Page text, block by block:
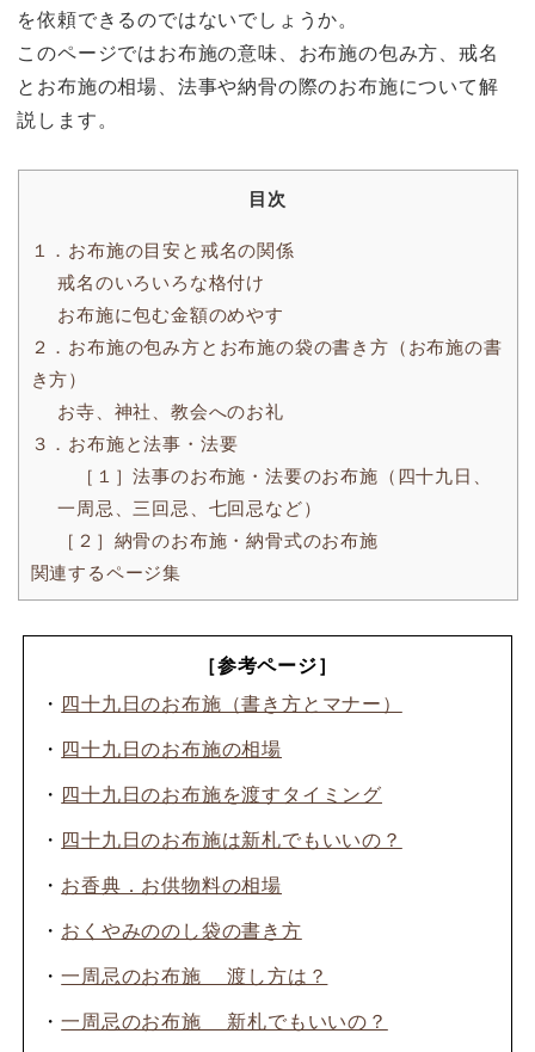
を依頼できるのではないでしょうか。
このページではお布施の意味、お布施の包み方、戒名
とお布施の相場、法事や納骨の際のお布施について解
説します。
目次
１．お布施の目安と戒名の関係
戒名のいろいろな格付け
お布施に包む金額のめやす
２．お布施の包み方とお布施の袋の書き方（お布施の書
き方）
お寺、神社、教会へのお礼
３．お布施と法事・法要
［１］法事のお布施・法要のお布施（四十九日、
一周忌、三回忌、七回忌など）
［２］納骨のお布施・納骨式のお布施
関連するページ集
［参考ページ］
・ 四十九日のお布施（書き方とマナー）
・ 四十九日のお布施の相場
・ 四十九日のお布施を渡すタイミング
・ 四十九日のお布施は新札でもいいの？
・ お香典．お供物料の相場
・ おくやみののし袋の書き方
・一周忌のお布施 渡し方は？
・一周忌のお布施 新札でもいいの？